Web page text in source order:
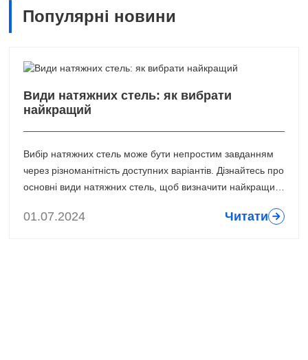
Популярні новини
Види натяжних стель: як вибрати
найкращий
Вибір натяжних стель може бути непростим завданням
через різноманітність доступних варіантів. Дізнайтесь про
основні види натяжних стель, щоб визначити найкращий
01.07.2024 Читати